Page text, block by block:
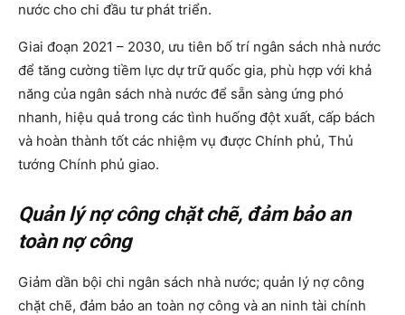
nước cho chi đầu tư phát triển.
Giai đoạn 2021 – 2030, ưu tiên bố trí ngân sách nhà nước
để tăng cường tiềm lực dự trữ quốc gia, phù hợp với khả
năng của ngân sách nhà nước để sẵn sàng ứng phó
nhanh, hiệu quả trong các tình huống đột xuất, cấp bách
và hoàn thành tốt các nhiệm vụ được Chính phủ, Thủ
tướng Chính phủ giao.
Quản lý nợ công chặt chẽ, đảm bảo an
toàn nợ công
Giảm dần bội chi ngân sách nhà nước; quản lý nợ công
chặt chẽ, đảm bảo an toàn nợ công và an ninh tài chính